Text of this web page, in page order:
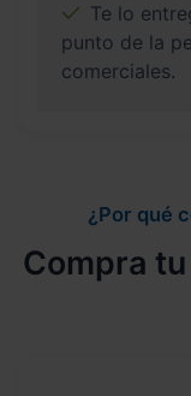
Te lo
punto de la
comerciales.
¿Por qué
Compra